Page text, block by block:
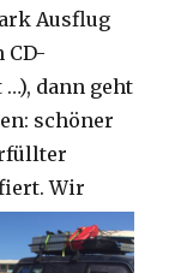
Ausflug
CD-
dann geht
schöner
Wir